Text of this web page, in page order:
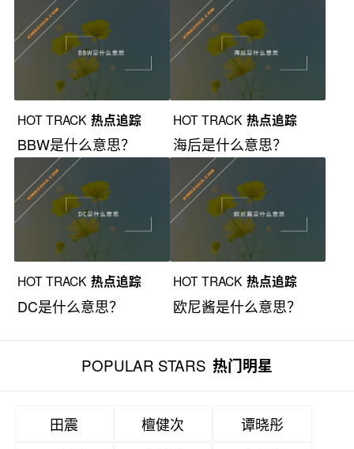
HOT TRACK 热点追踪
BBW是什么意思？
HOT TRACK 热点追踪
海后是什么意思？
HOT TRACK 热点追踪
DC是什么意思？
HOT TRACK 热点追踪
欧尼酱是什么意思？
POPULAR STARS 热门明星
田震 檀健次
谭晓彤